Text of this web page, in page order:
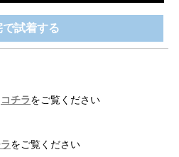
で試着する
コチラをご覧ください
をご覧ください